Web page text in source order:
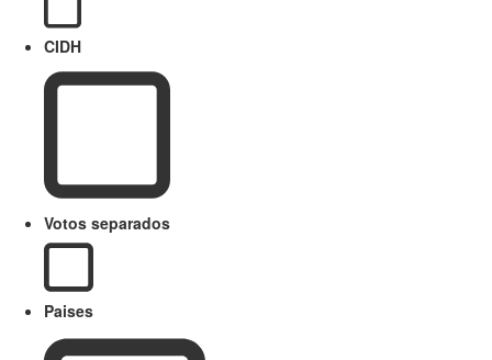
CIDH
Votos separados
Paises